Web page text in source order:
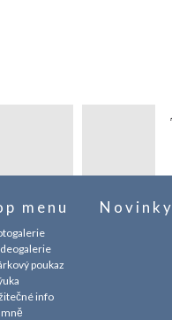
menu
poukaz
info
mně
Novinky